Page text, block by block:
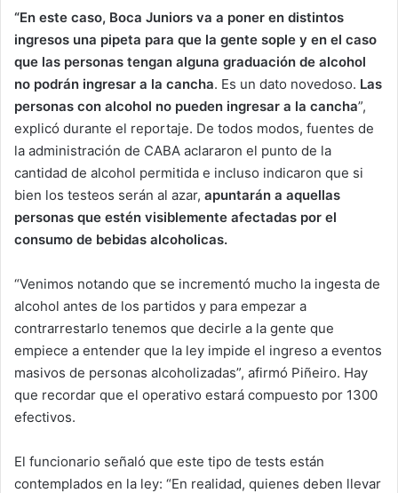
“En este caso, Boca Juniors va a poner en distintos
ingresos una pipeta para que la gente sople y en el caso
que las personas tengan alguna graduación de alcohol
no podrán ingresar a la cancha. Es un dato novedoso. Las
personas con alcohol no pueden ingresar a la cancha”,
explicó durante el reportaje. De todos modos, fuentes de
la administración de CABA aclararon el punto de la
cantidad de alcohol permitida e incluso indicaron que si
bien los testeos serán al azar, apuntarán a aquellas
personas que estén visiblemente afectadas por el
consumo de bebidas alcoholicas.
“Venimos notando que se incrementó mucho la ingesta de
alcohol antes de los partidos y para empezar a
contrarrestarlo tenemos que decirle a la gente que
empiece a entender que la ley impide el ingreso a eventos
masivos de personas alcoholizadas”, afirmó Piñeiro. Hay
que recordar que el operativo estará compuesto por 1300
efectivos.
El funcionario señaló que este tipo de tests están
contemplados en la ley: “En realidad, quienes deben llevar